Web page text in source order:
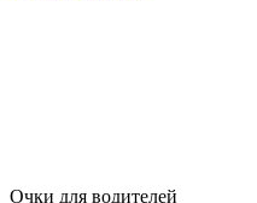
Очки для водителей